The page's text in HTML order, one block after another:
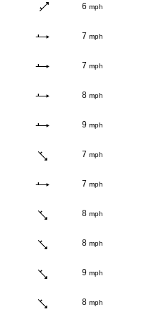
6 mph
7 mph
7 mph
8 mph
9 mph
7 mph
7 mph
8 mph
8 mph
9 mph
8 mph